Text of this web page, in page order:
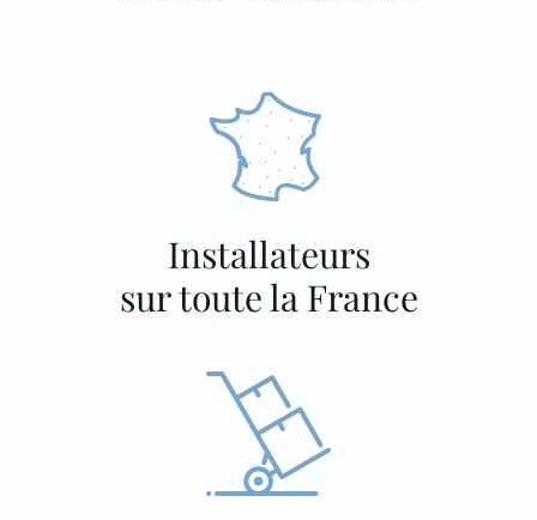
Installateurs
sur toute la France